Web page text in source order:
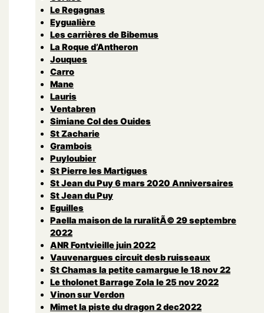
Le Regagnas
Eygualière
Les carrières de Bibemus
La Roque d’Antheron
Jouques
Carro
Mane
Lauris
Ventabren
Simiane Col des Ouides
St Zacharie
Grambois
Puyloubier
St Pierre les Martigues
St Jean du Puy 6 mars 2020 Anniversaires
St Jean du Puy
Eguilles
Paella maison de la ruralitÃ© 29 septembre
2022
ANR Fontvieille juin 2022
Vauvenargues circuit desb ruisseaux
St Chamas la petite camargue le 18 nov 22
Le tholonet Barrage Zola le 25 nov 2022
Vinon sur Verdon
Mimet la piste du dragon 2 dec2022